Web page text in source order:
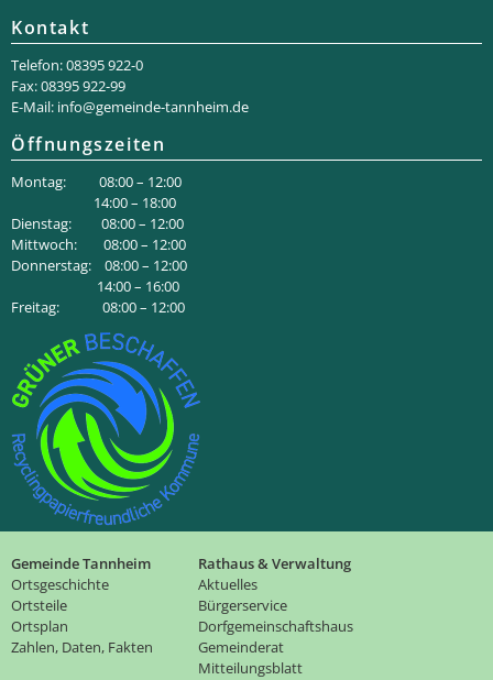
Kontakt
Telefon: 08395 922-0
Fax: 08395 922-99
E-Mail: info@gemeinde-tannheim.de
Öffnungszeiten
Montag: 08:00 – 12:00
14:00 – 18:00
Dienstag: 08:00 – 12:00
Mittwoch: 08:00 – 12:00
Donnerstag: 08:00 – 12:00
14:00 – 16:00
Freitag: 08:00 – 12:00
Gemeinde Tannheim
Ortsgeschichte
Ortsteile
Ortsplan
Zahlen, Daten, Fakten
Rathaus & Verwaltung
Aktuelles
Bürgerservice
Dorfgemeinschaftshaus
Gemeinderat
Mitteilungsblatt